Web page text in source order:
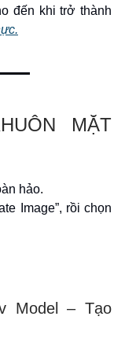
đến khi trở thành
MẶT
hảo.
Image”, rồi chọn
Model – Tạo